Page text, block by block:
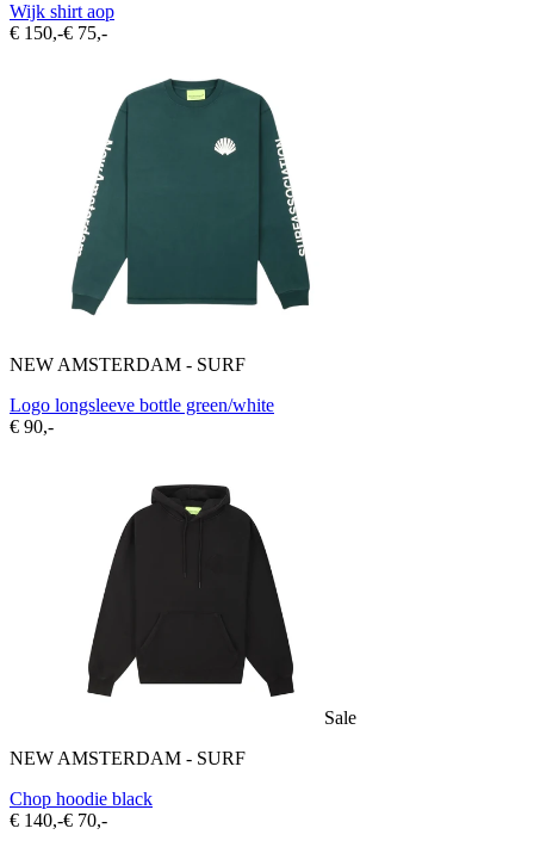
Wijk shirt aop
€ 150,-€ 75,-
NEW AMSTERDAM - SURF
Logo longsleeve bottle green/white
€ 90,-
Sale
NEW AMSTERDAM - SURF
Chop hoodie black
€ 140,-€ 70,-